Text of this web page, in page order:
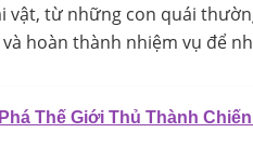
vật, từ những con quái
hoàn thành nhiệm vụ để
Thế Giới Thủ Thành